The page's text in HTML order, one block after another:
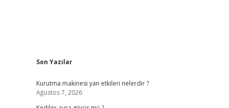
Sidebar
Son Yazılar
Kurutma makinesi yan etkileri nelerdir ?
Ağustos 7, 2026
ilbetbetcipiabellacasino sitesi